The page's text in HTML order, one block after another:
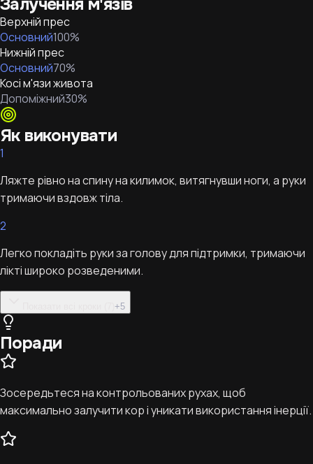
Залучення м'язів
Верхній прес
Основний100%
Нижній прес
Основний70%
Косі м'язи живота
Допоміжний30%
Як виконувати
1
Ляжте рівно на спину на килимок, витягнувши ноги, а руки
тримаючи вздовж тіла.
2
Легко покладіть руки за голову для підтримки, тримаючи
лікті широко розведеними.
+5
Поради
Зосередьтеся на контрольованих рухах, щоб
максимально залучити кор і уникати використання інерції.